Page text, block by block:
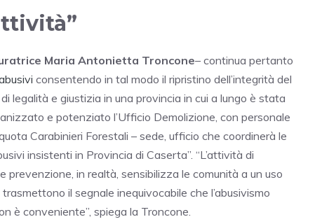
Maria Antonietta Troncone– continua pertanto
consentendo in tal modo il ripristino dell’integrità del
legalità e giustizia in una provincia in cui a lungo è stata
e potenziato l’Ufficio Demolizione, con personale
Carabinieri Forestali – sede, ufficio che coordinerà le
insistenti in Provincia di Caserta”. “L’attività di
prevenzione, in realtà, sensibilizza le comunità a un uso
il segnale inequivocabile che l’abusivismo
è conveniente”, spiega la Troncone.